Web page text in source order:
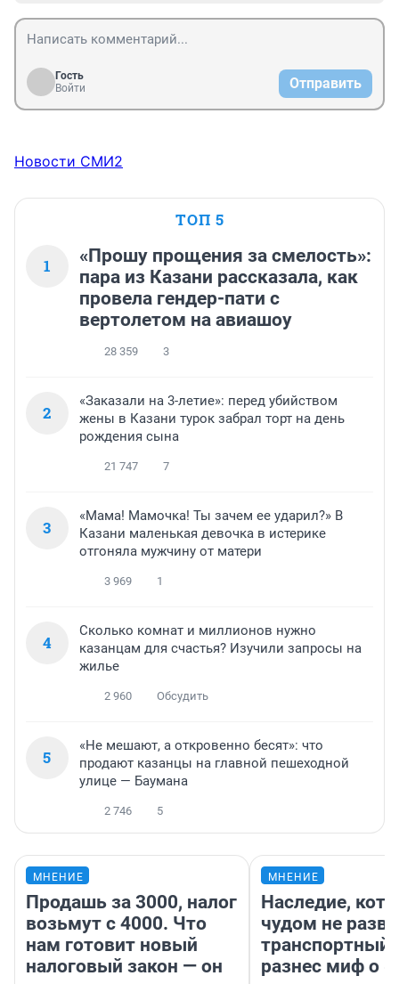
Гость
Войти
Отправить
Новости СМИ2
ТОП 5
1
«Прошу прощения за смелость»:
пара из Казани рассказала, как
провела гендер-пати с
вертолетом на авиашоу
28 359 3
2
«Заказали на 3-летие»: перед убийством
жены в Казани турок забрал торт на день
рождения сына
21 747 7
3
«Мама! Мамочка! Ты зачем ее ударил?» В
Казани маленькая девочка в истерике
отгоняла мужчину от матери
3 969 1
4
Сколько комнат и миллионов нужно
казанцам для счастья? Изучили запросы на
жилье
2 960 Обсудить
5
«Не мешают, а откровенно бесят»: что
продают казанцы на главной пешеходной
улице — Баумана
2 746 5
МНЕНИЕ
Продашь за 3000, налог
возьмут с 4000. Что
нам готовит новый
налоговый закон — он
МНЕНИЕ
Наследие,
чудом не
транспортный
разнес миф о